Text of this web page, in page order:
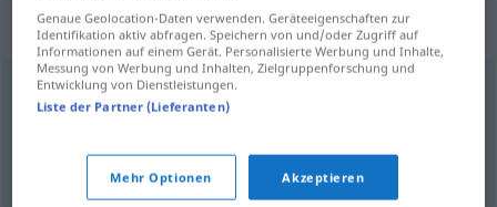
Synonyme für "aufwecken"
wecken,elektrisieren (ugs.)
elektrisieren (ugs.),alarmieren,aufscheuchen,
aufschrecken,erschüttern
Genaue Geolocation-Daten verwenden. Geräteeigenschaften zur
Identifikation aktiv abfragen. Speichern von und/oder Zugriff auf
Informationen auf einem Gerät. Personalisierte Werbung und Inhalte,
Messung von Werbung und Inhalten, Zielgruppenforschung und
Entwicklung von Dienstleistungen.
Liste der Partner (Lieferanten)
Mehr Optionen Akzeptieren